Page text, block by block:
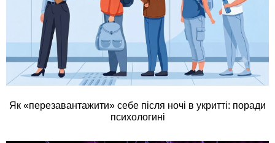
Як «перезавантажити» себе після ночі в укритті: поради
психологині